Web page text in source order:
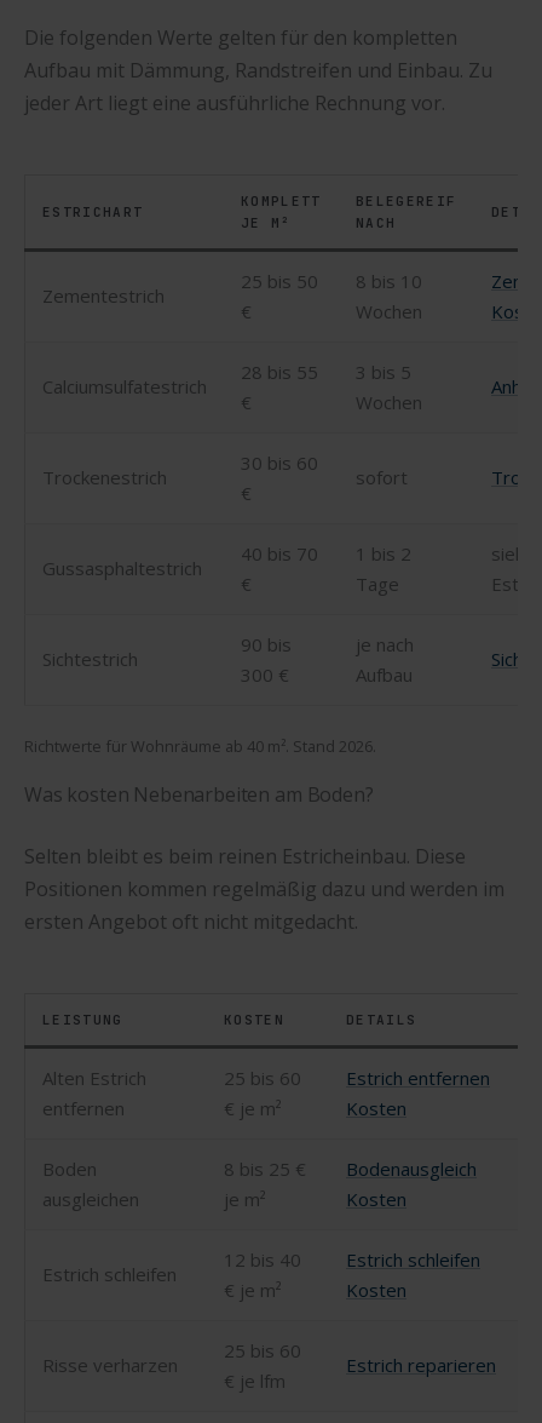
Die folgenden Werte gelten für den kompletten
Aufbau mit Dämmung, Randstreifen und Einbau. Zu
jeder Art liegt eine ausführliche Rechnung vor.
ESTRICHART
KOMPLETT
JE M²
BELEGEREIF
NACH
Zementestrich
25 bis 50
€
8 bis 10
Wochen
Calciumsulfatestrich
28 bis 55
€
3 bis 5
Wochen
Trockenestrich
30 bis 60
€
sofort
Gussasphaltestrich
40 bis 70
€
1 bis 2
Tage
siehe
Sichtestrich
90 bis
300 €
je nach
Aufbau
Richtwerte für Wohnräume ab 40 m². Stand 2026.
Was kosten Nebenarbeiten am Boden?
Selten bleibt es beim reinen Estricheinbau. Diese
Positionen kommen regelmäßig dazu und werden im
ersten Angebot oft nicht mitgedacht.
LEISTUNG KOSTEN DETAILS
Alten Estrich
entfernen
25 bis 60
€ je m²
Estrich entfernen
Kosten
Boden
ausgleichen
8 bis 25 €
je m²
Bodenausgleich
Kosten
Estrich schleifen
12 bis 40
€ je m²
Estrich schleifen
Kosten
Risse verharzen
25 bis 60
€ je lfm
Estrich reparieren